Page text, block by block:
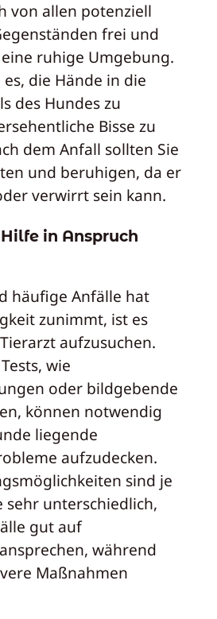
von allen potenziell
frei und
ruhige Umgebung.
die Hände in die
des Hundes zu
Bisse zu
dem Anfall sollten Sie
und beruhigen, da er
verwirrt sein kann.
in Anspruch
häufige Anfälle hat
zunimmt, ist es
aufzusuchen.
wie
oder bildgebende
können notwendig
liegende
aufzudecken.
sind je
sehr unterschiedlich,
gut auf
während
Maßnahmen